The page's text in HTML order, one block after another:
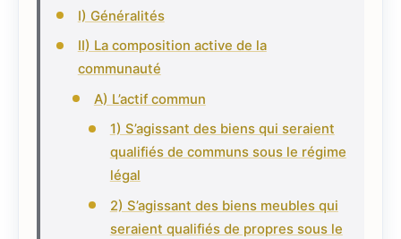
I) Généralités
II) La composition active de la
communauté
A) L’actif commun
1) S’agissant des biens qui seraient
qualifiés de communs sous le régime
légal
2) S’agissant des biens meubles qui
seraient qualifiés de propres sous le